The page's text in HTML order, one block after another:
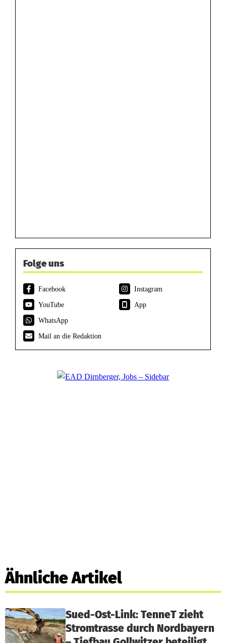
Folge uns
Facebook
Instagram
YouTube
App
WhatsApp
Mail an die Redaktion
Ähnliche Artikel
Sued-Ost-Link: TenneT zieht
Stromtrasse durch Nordbayern